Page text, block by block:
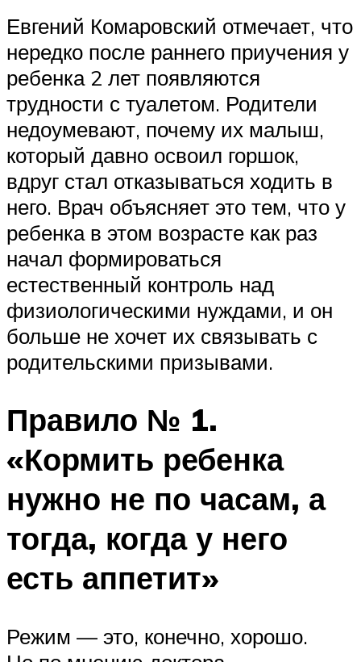
Евгений Комаровский отмечает, что
нередко после раннего приучения у
ребенка 2 лет появляются
трудности с туалетом. Родители
недоумевают, почему их малыш,
который давно освоил горшок,
вдруг стал отказываться ходить в
него. Врач объясняет это тем, что у
ребенка в этом возрасте как раз
начал формироваться
естественный контроль над
физиологическими нуждами, и он
больше не хочет их связывать с
родительскими призывами.
Правило № 1.
«Кормить ребенка
нужно не по часам, а
тогда, когда у него
есть аппетит»
Режим — это, конечно, хорошо.